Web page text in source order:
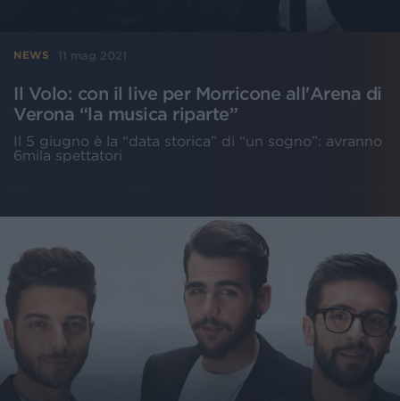
NEWS 11 mag 2021
Il Volo: con il live per Morricone all'Arena di
Verona “la musica riparte”
Il 5 giugno è la “data storica” di “un sogno”: avranno
6mila spettatori